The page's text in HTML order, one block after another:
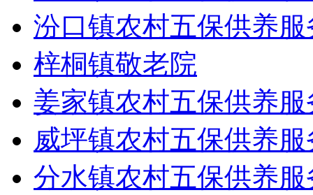
汾口镇农村五保供养
梓桐镇敬老院
姜家镇农村五保供养
威坪镇农村五保供养
分水镇农村五保供养